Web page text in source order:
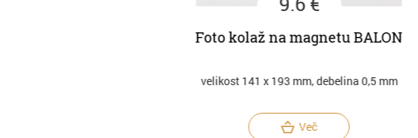
Foto kolaž na magnetu BALON
velikost 141 x 193 mm, debelina 0,5 mm
Več